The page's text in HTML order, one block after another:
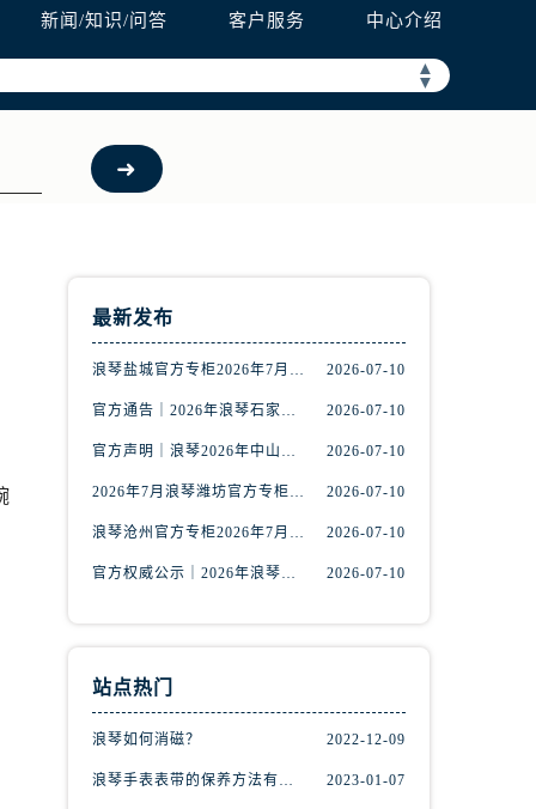
新闻/知识/问答 客户服务 中心介绍
▲
▼
最新发布
浪琴盐城官方专柜2026年7月最新客服热线通知，权威服务信息全收录 2026-07-10
官方通告｜2026年浪琴石家庄专柜客户服务中心热线7月公示 2026-07-10
官方声明｜浪琴2026年中山专柜客户服务热线7月更新（专柜名录公示） 2026-07-10
2026年7月浪琴潍坊官方专柜服务指南｜客户服务热线+门店核验 2026-07-10
浪琴沧州官方专柜2026年7月联络热线｜客服服务指南+门店信息 2026-07-10
官方权威公示｜2026年浪琴专柜服务网络焕新：中山区门店客服热线全核验 2026-07-10
站点热门
浪琴如何消磁？ 2022-12-09
浪琴手表表带的保养方法有哪些？ 2023-01-07